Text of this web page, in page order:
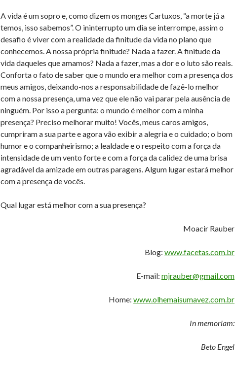
A vida é um sopro e, como dizem os monges Cartuxos, “a morte já a
temos, isso sabemos”. O ininterrupto um dia se interrompe, assim o
desafio é viver com a realidade da finitude da vida no plano que
conhecemos. A nossa própria finitude? Nada a fazer. A finitude da
vida daqueles que amamos? Nada a fazer, mas a dor e o luto são reais.
Conforta o fato de saber que o mundo era melhor com a presença dos
meus amigos, deixando-nos a responsabilidade de fazê-lo melhor
com a nossa presença, uma vez que ele não vai parar pela ausência de
ninguém. Por isso a pergunta: o mundo é melhor com a minha
presença? Preciso melhorar muito! Vocês, meus caros amigos,
cumpriram a sua parte e agora vão exibir a alegria e o cuidado; o bom
humor e o companheirismo; a lealdade e o respeito com a força da
intensidade de um vento forte e com a força da calidez de uma brisa
agradável da amizade em outras paragens. Algum lugar estará melhor
com a presença de vocês.
Qual lugar está melhor com a sua presença?
Moacir Rauber
Blog: www.facetas.com.br
E-mail: mjrauber@gmail.com
Home: www.olhemaisumavez.com.br
In memoriam:
Beto Engel